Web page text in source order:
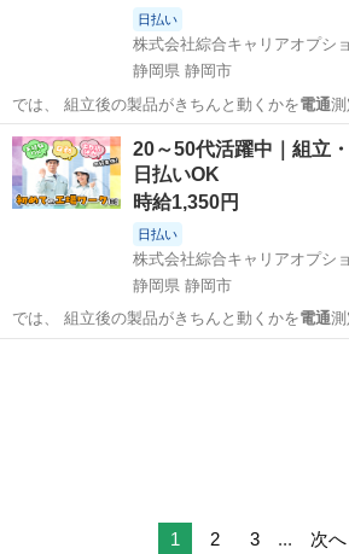
日払い
株式会社綜合キャリアオプシ
静岡県 静岡市
では、 組立後の製品がきちんと動くかを電通測
た、 加工後の…
静岡 静岡市
20～50代活躍中｜組立
日払いOK
時給1,350円
日払い
株式会社綜合キャリアオプシ
静岡県 静岡市
では、 組立後の製品がきちんと動くかを電通測
た、 加工後の…
1 2 3 ... 次へ